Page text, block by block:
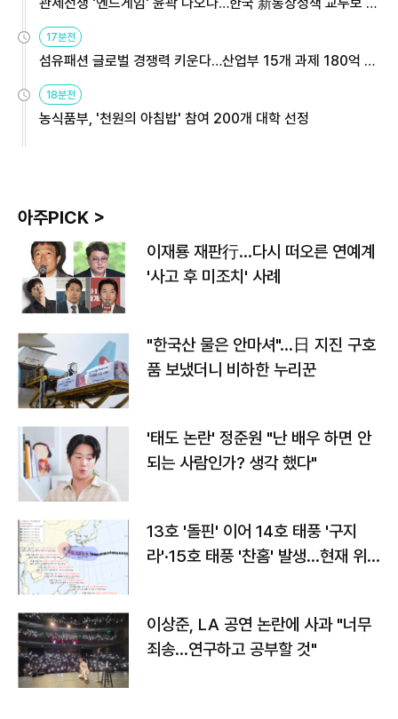
용해야
17분전
섬유패션 글로벌 경쟁력 키운다…산업부 15개 과제 180억 지
원
18분전
농식품부, '천원의 아침밥' 참여 200개 대학 선정
아주PICK >
이재룡 재판行…다시 떠오른 연예계
'사고 후 미조치' 사례
"한국산 물은 안마셔"…日 지진 구호
품 보냈더니 비하한 누리꾼
'태도 논란' 정준원 "난 배우 하면 안
되는 사람인가? 생각 했다"
13호 '돌핀' 이어 14호 태풍 '구지
라'·15호 태풍 '찬홈' 발생…현재 위
이상준, LA 공연 논란에 사과 "너무
죄송…연구하고 공부할 것"